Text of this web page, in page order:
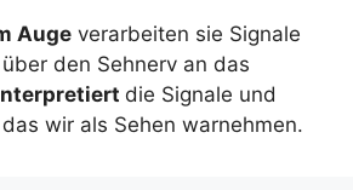
Auge verarbeiten sie Signale
den Sehnerv an das
die Signale und
wir als Sehen warnehmen.